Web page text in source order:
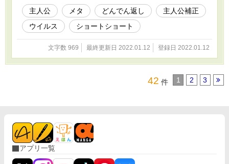
主人公 メタ どんでん返し
主人公補正
ウイルス
ショートショート
文字数 969 最終更新日 2022.01.12 登録日 2022.01.12
42 件 1 2 3
アプリ一覧